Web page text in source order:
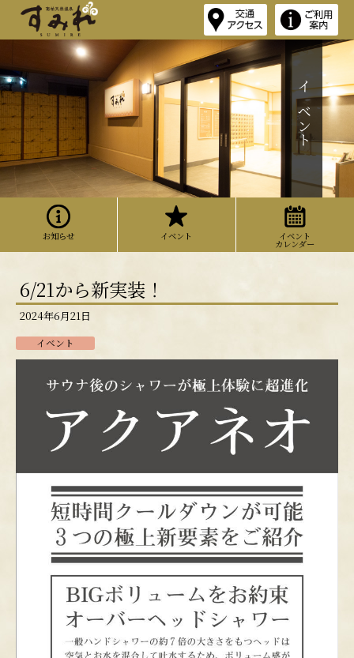
イベント
6/21から新実装！
2024年6月21日
イベント
お知らせ イベント イベント
カレンダー